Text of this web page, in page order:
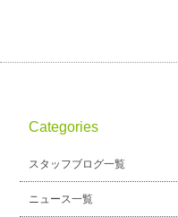
Categories
スタッフブログ一覧
ニュース一覧